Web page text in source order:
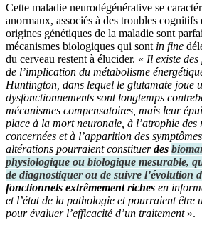
Cette maladie neurodégénérative se
anormaux, associés à des troubles
origines génétiques de la maladie sont
mécanismes biologiques qui sont in fine
du cerveau restent à élucider. « Il existe
de l’implication du métabolisme
Huntington, dans lequel le glutamate joue
dysfonctionnements sont longtemps
mécanismes compensatoires, mais leur
place à la mort neuronale, à l’atrophie des
concernées et à l’apparition des
altérations pourraient constituerdes
physiologique ou biologique mesurable,
de diagnostiquer ou de suivre l’évolution
fonctionnels extrêmement riches en
et l’état de la pathologie et pourraient être
pour évaluer l’efficacité d’un traitement».